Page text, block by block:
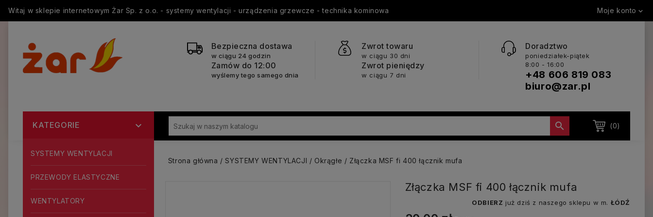
Witaj w sklepie internetowym Żar Sp. z o.o. - systemy wentylacji - urządzenia grzewcze - technika kominowa Moje konto 
Bezpieczna dostawa
w ciągu 24 godzin
Zamów do 12:00
wyślemy tego samego dnia
Zwrot towaru
w ciągu 30 dni
Zwrot pieniędzy
w ciągu 7 dni
Doradztwo
poniedziałek-piątek
8:00 - 16:00
+48 606 819 083
biuro@zar.pl
(0)

KATEGORIE 
SYSTEMY WENTYLACJI
PRZEWODY ELASTYCZNE
WENTYLATORY
Strona główna SYSTEMY WENTYLACJI Okrągłe Złączka MSF fi 400 łącznik mufa
Złączka MSF fi 400 łącznik mufa
ODBIERZ już dziś z naszego sklepu w m. ŁÓDŹ